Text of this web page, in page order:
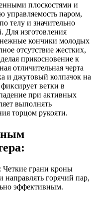
плоскостями и
управляемость паром,
телу и значительно
Для изготовления
кончики молодых
отсутствие жестких,
прикосновение к
отличительная черта
и джутовый колпачок на
ветки в
при активных
выполнять
торцом рукояти.
Четкие грани кроны
направлять горячий пар,
эффективным.